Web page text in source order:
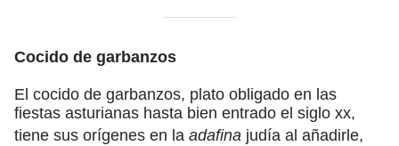
Cocido de garbanzos
El cocido de garbanzos, plato obligado en las
fiestas asturianas hasta bien entrado el siglo xx,
tiene sus orígenes en la adafina judía al añadirle,